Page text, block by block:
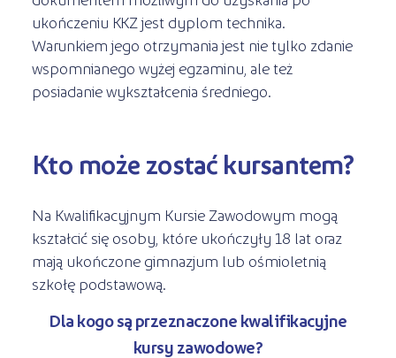
ukończeniu KKZ jest dyplom technika.
Warunkiem jego otrzymania jest nie tylko zdanie
wspomnianego wyżej egzaminu, ale też
posiadanie wykształcenia średniego.
Kto może zostać kursantem?
Na Kwalifikacyjnym Kursie Zawodowym mogą
kształcić się osoby, które ukończyły 18 lat oraz
mają ukończone gimnazjum lub ośmioletnią
szkołę podstawową.
Dla kogo są przeznaczone kwalifikacyjne
kursy zawodowe?